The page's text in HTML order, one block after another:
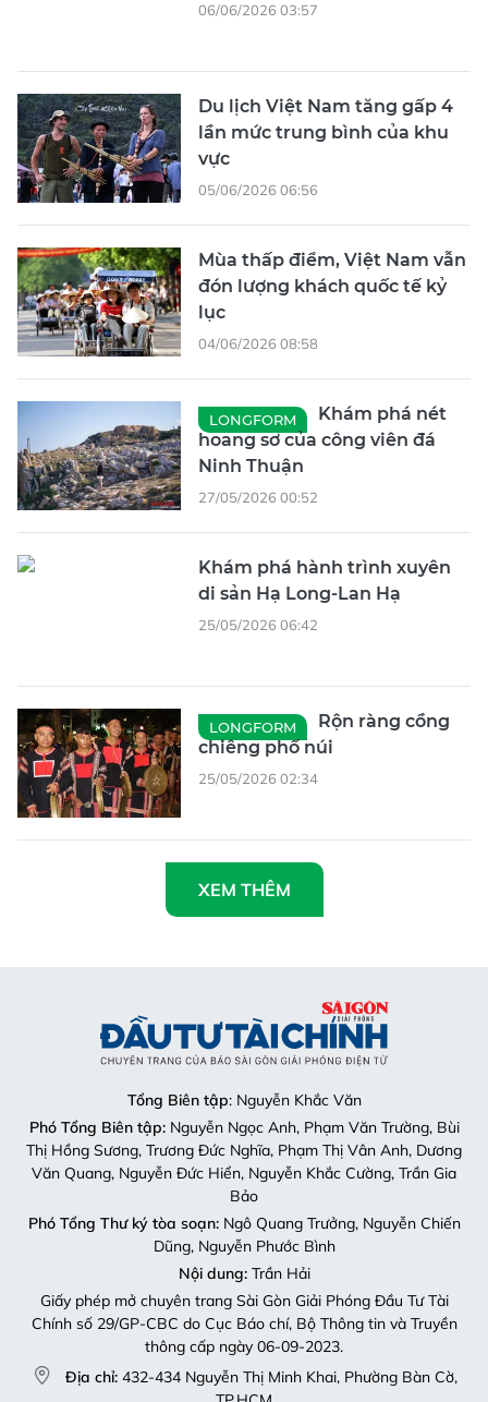
06/06/2026 03:57
Du lịch Việt Nam tăng gấp 4
lần mức trung bình của khu
vực
05/06/2026 06:56
Mùa thấp điểm, Việt Nam vẫn
đón lượng khách quốc tế kỷ
lục
04/06/2026 08:58
LONGFORM
Khám phá nét
hoang sơ của công viên đá
Ninh Thuận
27/05/2026 00:52
Khám phá hành trình xuyên
di sản Hạ Long-Lan Hạ
25/05/2026 06:42
LONGFORM
Rộn ràng cồng
chiêng phố núi
25/05/2026 02:34
XEM THÊM
Tổng Biên tập: Nguyễn Khắc Văn
Phó Tổng Biên tập:Nguyễn Ngọc Anh, Phạm Văn Trường, Bùi
Thị Hồng Sương, Trương Đức Nghĩa, Phạm Thị Vân Anh, Dương
Văn Quang, Nguyễn Đức Hiển, Nguyễn Khắc Cường, Trần Gia
Bảo
Phó Tổng Thư ký tòa soạn:Ngô Quang Trưởng, Nguyễn Chiến
Dũng, Nguyễn Phước Bình
Nội dung:Trần Hải
Giấy phép mở chuyên trang Sài Gòn Giải Phóng Đầu Tư Tài
Chính số 29/GP-CBC do Cục Báo chí, Bộ Thông tin và Truyền
thông cấp ngày 06-09-2023.
Địa chỉ: 432-434 Nguyễn Thị Minh Khai, Phường Bàn Cờ,